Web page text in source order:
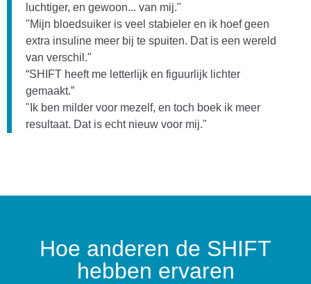
luchtiger, en gewoon... van mij."
"Mijn bloedsuiker is veel stabieler en ik hoef geen
extra insuline meer bij te spuiten. Dat is een wereld
van verschil."
“SHIFT heeft me letterlijk en figuurlijk lichter
gemaakt.”
"Ik ben milder voor mezelf, en toch boek ik meer
resultaat. Dat is echt nieuw voor mij."
Hoe anderen de SHIFT
hebben ervaren